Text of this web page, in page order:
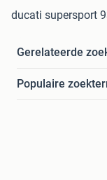
ducati supersport
Gerelateerde
Populaire